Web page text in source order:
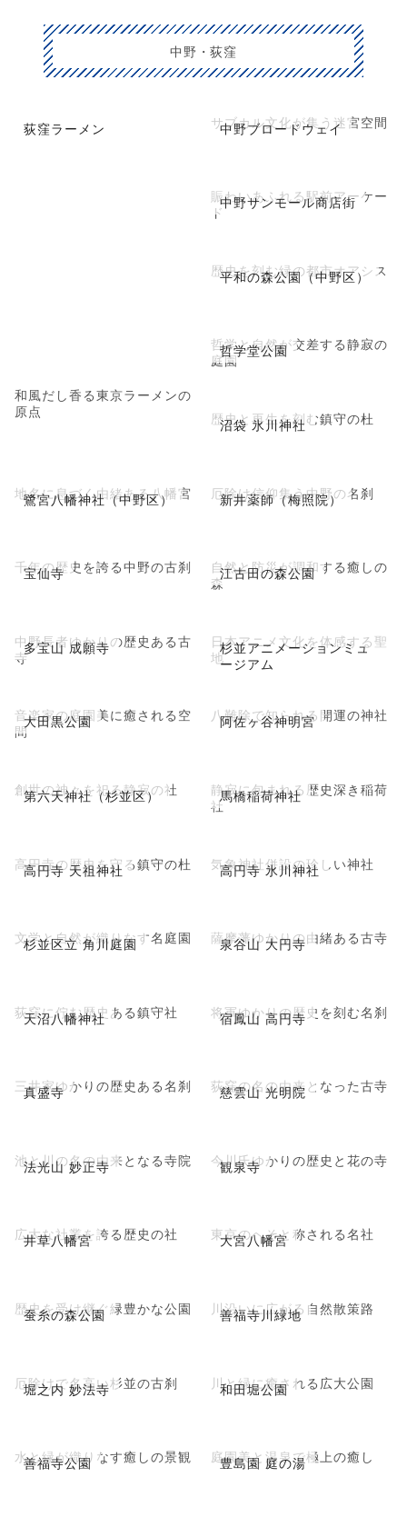
中野・荻窪
荻窪ラーメン
和風だし香る東京ラーメンの
原点
中野ブロードウェイ
サブカル文化が集う迷宮空間
中野サンモール商店街
賑わいあふれる駅前アーケー
ド
平和の森公園（中野区）
歴史を刻む緑の都市オアシス
哲学堂公園
哲学と自然が交差する静寂の
庭園
沼袋 氷川神社
歴史と再生を刻む鎮守の杜
鷺宮八幡神社（中野区）
地名に息づく由緒ある八幡宮 新井薬師（梅照院）
厄除け信仰集う中野の名刹
宝仙寺
千年の歴史を誇る中野の古刹 江古田の森公園
自然と防災が調和する癒しの
森
多宝山 成願寺
中野長者ゆかりの歴史ある古
寺
杉並アニメーションミュ
ージアム
日本アニメ文化を体感する聖
地
大田黒公園
音楽家の庭園美に癒される空
間
阿佐ヶ谷神明宮
八難除で知られる開運の神社
第六天神社（杉並区）
創世の神々を祀る静寂の社 馬橋稲荷神社
静寂に包まれる歴史深き稲荷
社
高円寺 天祖神社
高円寺の歴史を守る鎮守の杜 高円寺 氷川神社
気象神社併設の珍しい神社
杉並区立 角川庭園
文学と自然が織りなす名庭園 泉谷山 大円寺
薩摩藩ゆかりの由緒ある古寺
天沼八幡神社
荻窪に佇む歴史ある鎮守社 宿鳳山 高円寺
将軍ゆかりの歴史を刻む名刹
真盛寺
三井家ゆかりの歴史ある名刹 慈雲山 光明院
荻窪の名の由来となった古寺
法光山 妙正寺
池と川の名の由来となる寺院 観泉寺
今川氏ゆかりの歴史と花の寺
井草八幡宮
広大な社叢を誇る歴史の社 大宮八幡宮
東京のへそと称される名社
蚕糸の森公園
歴史を受け継ぐ緑豊かな公園 善福寺川緑地
川沿いに広がる自然散策路
堀之内 妙法寺
厄除けで名高い杉並の古刹 和田堀公園
川と緑に癒される広大公園
善福寺公園
水と緑が織りなす癒しの景観 豊島園 庭の湯
庭園美と温泉で極上の癒し